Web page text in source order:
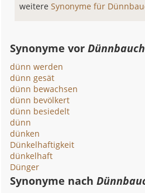
weitereSynonyme für
Synonyme vorDünnbauch
dünn werden
dünn gesät
dünn bewachsen
dünn bevölkert
dünn besiedelt
dünn
dünken
Dünkelhaftigkeit
dünkelhaft
Dünger
Synonyme nach